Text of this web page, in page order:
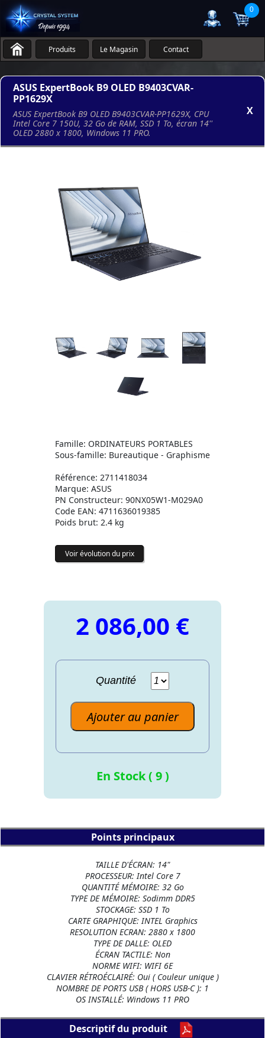
0
Produits Le Magasin Contact
ASUS ExpertBook B9 OLED B9403CVAR-
PP1629X
ASUS ExpertBook B9 OLED B9403CVAR-PP1629X, CPU
Intel Core 7 150U, 32 Go de RAM, SSD 1 To, écran 14''
OLED 2880 x 1800, Windows 11 PRO.
X
Famille: ORDINATEURS PORTABLES
Sous-famille: Bureautique - Graphisme
Référence: 2711418034
Marque: ASUS
PN Constructeur: 90NX05W1-M029A0
Code EAN: 4711636019385
Poids brut: 2.4 kg
Voir évolution du prix
2 086,00 €
Quantité
Ajouter au panier
En Stock ( 9 )
Points principaux
TAILLE D'ÉCRAN: 14"
PROCESSEUR: Intel Core 7
QUANTITÉ MÉMOIRE: 32 Go
TYPE DE MÉMOIRE: Sodimm DDR5
STOCKAGE: SSD 1 To
CARTE GRAPHIQUE: INTEL Graphics
RESOLUTION ECRAN: 2880 x 1800
TYPE DE DALLE: OLED
ÉCRAN TACTILE: Non
NORME WIFI: WIFI 6E
CLAVIER RÉTROÉCLAIRÉ: Oui ( Couleur unique )
NOMBRE DE PORTS USB ( HORS USB-C ): 1
OS INSTALLÉ: Windows 11 PRO
Descriptif du produit